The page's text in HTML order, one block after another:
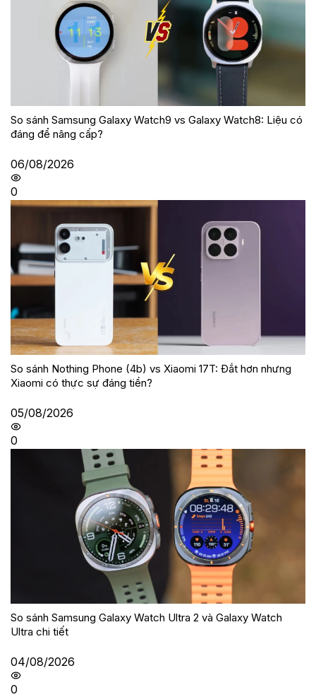
So sánh Samsung Galaxy Watch9 vs Galaxy Watch8: Liệu có
đáng để nâng cấp?
06/08/2026
0
So sánh Nothing Phone (4b) vs Xiaomi 17T: Đắt hơn nhưng
Xiaomi có thực sự đáng tiền?
05/08/2026
0
So sánh Samsung Galaxy Watch Ultra 2 và Galaxy Watch
Ultra chi tiết
04/08/2026
0